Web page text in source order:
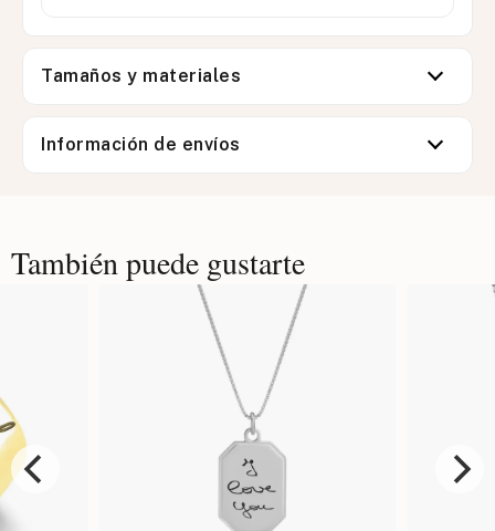
Tamaños y materiales
Información de envíos
También puede gustarte